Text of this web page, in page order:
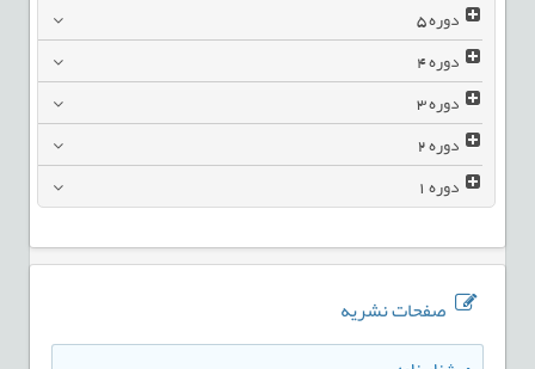
دوره5
دوره4
دوره3
دوره2
دوره1
صفحات نشریه